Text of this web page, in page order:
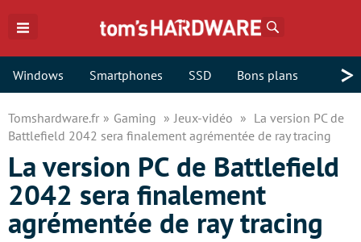
Windows Smartphones SSD Bons plans >
Tomshardware.fr Gaming Jeux-vidéo
La version PC de
Battlefield 2042 sera finalement agrémentée de ray tracing
La version PC de Battlefield
2042 sera finalement
agrémentée de ray tracing